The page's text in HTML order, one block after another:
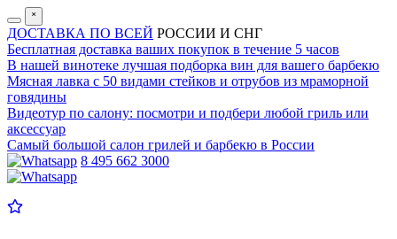
˟
ДОСТАВКА ПО ВСЕЙ РОССИИ И СНГ
Бесплатная доставка ваших покупок в течение 5 часов
В нашей винотеке лучшая подборка вин для вашего барбекю
Мясная лавка с 50 видами стейков и отрубов из мраморной
говядины
Видеотур по салону: посмотри и подбери любой гриль или
аксессуар
Самый большой салон грилей и барбекю в России
8 495 662 3000